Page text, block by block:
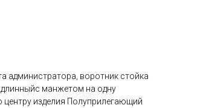
администратора, воротник стойка
длинныйс манжетом на одну
центру изделия Полуприлегающий